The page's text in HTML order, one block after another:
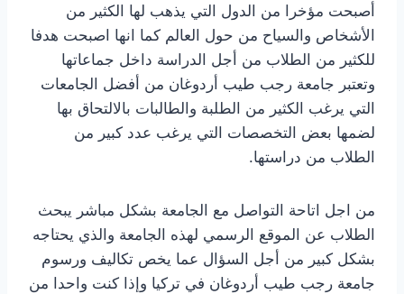
أصبحت مؤخرا من الدول التي يذهب لها الكثير من
الأشخاص والسياح من حول العالم كما انها اصبحت هدفا
للكثير من الطلاب من أجل الدراسة داخل جماعاتها
وتعتبر جامعة رجب طيب أردوغان من أفضل الجامعات
التي يرغب الكثير من الطلبة والطالبات بالالتحاق بها
لضمها بعض التخصصات التي يرغب عدد كبير من
الطلاب من دراستها.
من اجل اتاحة التواصل مع الجامعة بشكل مباشر يبحث
الطلاب عن الموقع الرسمي لهذه الجامعة والذي يحتاجه
بشكل كبير من أجل السؤال عما يخص تكاليف ورسوم
جامعة رجب طيب أردوغان في تركيا وإذا كنت واحدا من